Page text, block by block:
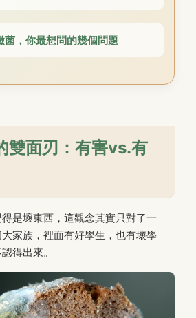
菌，你最想問的幾個問題
雙面刃：有害vs.有
是壞東西，這觀念其實只對了一
家族，裡面有好學生，也有壞學
得出來。